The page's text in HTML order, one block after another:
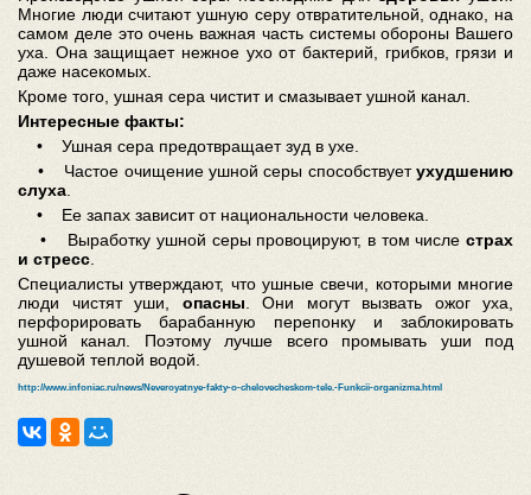
Многие люди считают ушную серу отвратительной, однако, на
самом деле это очень важная часть системы обороны Вашего
уха. Она защищает нежное ухо от бактерий, грибков, грязи и
даже насекомых.
Кроме того, ушная сера чистит и смазывает ушной канал.
Интересные факты:
• Ушная сера предотвращает зуд в ухе.
• Частое очищение ушной серы способствуетухудшению
слуха
• Ее запах зависит от национальности человека.
• Выработку ушной серы провоцируют, в том числе страх
и стресс
Специалисты утверждают, что ушные свечи, которыми многие
люди чистят уши, опасны . Они могут вызвать ожог уха,
перфорировать барабанную перепонку и заблокировать
ушной канал. Поэтому лучше всего промывать уши под
душевой теплой водой.
http://www.infoniac.ru/news/Neveroyatnye-fakty-o-chelovecheskom-tele.-Funkcii-organizma.html